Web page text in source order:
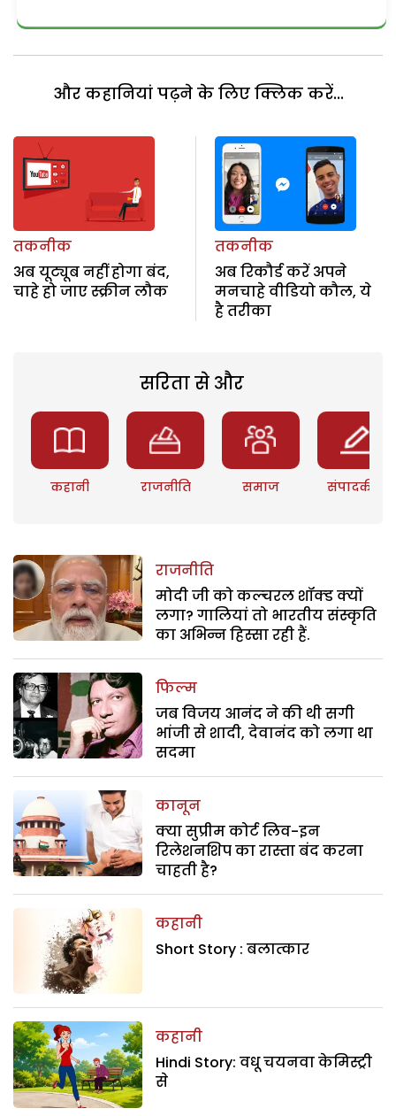
और कहानियां पढ़ने के लिए क्लिक करें...
तकनीक
अब यूट्यूब नहीं होगा बंद,
चाहे हो जाए स्क्रीन लौक
तकनीक
अब रिकौर्ड करें अपने
मनचाहे वीडियो कौल, ये
है तरीका
सरिता से और
कहानी राजनीति समाज संपादकीय
राजनीति
मोदी जी को कल्चरल शॉक्ड क्यों
लगा? गालियां तो भारतीय संस्कृति
का अभिन्न हिस्सा रही हैं.
फिल्म
जब विजय आनंद ने की थी सगी
भांजी से शादी, देवानंद को लगा था
सदमा
कानून
क्या सुप्रीम कोर्ट लिव-इन
रिलेशनशिप का रास्ता बंद करना
चाहती है?
कहानी
Short Story : बलात्कार
कहानी
Hindi Story: वधू चयनवा केमिस्ट्री
से